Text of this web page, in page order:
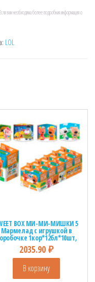
вам необходима более подробная информация о
LOL
BOX МИ-МИ-МИШКИ 5
Мармелад с игрушкой в
1кор*12бл*10шт,
10г.
2035.90₽
В корзину